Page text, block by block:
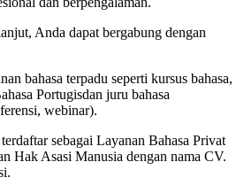
Anda dapat bergabung dengan
bahasa terpadu seperti kursus bahasa,
Portugisdan juru bahasa
webinar).
sebagai Layanan Bahasa Privat
Hak Asasi Manusia dengan nama CV.